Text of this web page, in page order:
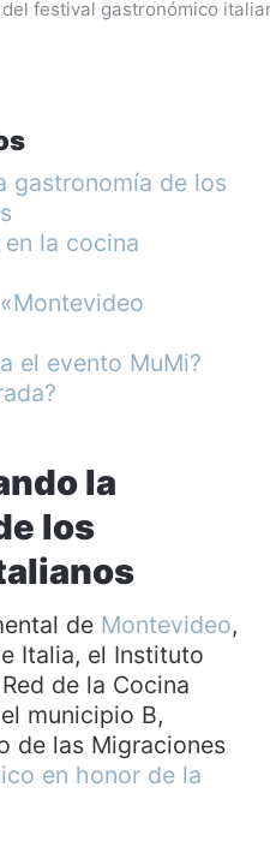
festival gastronómico
gastronomía de los
la cocina
el evento MuMi?
la
los
de Montevideo,
Italia, el Instituto
de la Cocina
municipio B,
de las Migraciones
en honor de la